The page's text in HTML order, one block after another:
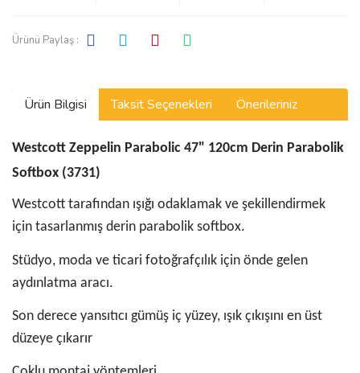
Ürünü Paylaş :
Ürün Bilgisi Taksit Seçenekleri Önerileriniz
Westcott Zeppelin Parabolic 47" 120cm Derin Parabolik
Softbox (3731)
Westcott tarafından ışığı odaklamak ve şekillendirmek
için tasarlanmış derin parabolik softbox.
Stüdyo, moda ve ticari fotoğrafçılık için önde gelen
aydınlatma aracı.
Son derece yansıtıcı gümüş iç yüzey, ışık çıkışını en üst
düzeye çıkarır